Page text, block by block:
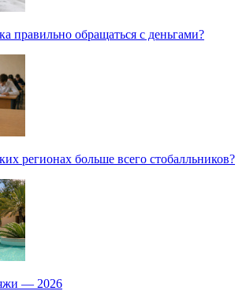
правильно обращаться с деньгами?
регионах больше всего стобалльников?
— 2026